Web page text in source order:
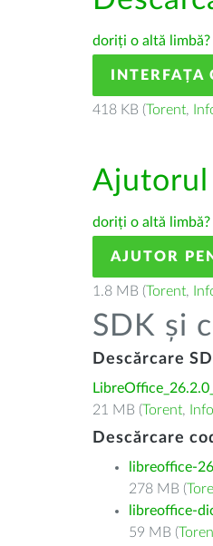
doriți o altă limbă?
418 KB (Torent,
doriți o altă limbă?
AJUTOR
1.8 MB (Torent,
SDK și
Descărcare
21 MB (Torent,
Descărcare
libreoffice-
278 MB (
libreoffice-
59 MB (